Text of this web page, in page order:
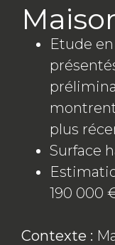
Etude
plus
Surface
190 000
Contexte :